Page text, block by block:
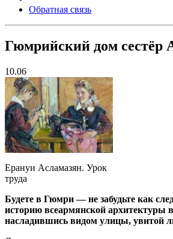
Обратная связь
Гюмрийский дом сестёр
10.06
Ерануи Асламазян. Урок
труда
Будете в Гюмри — не забудьте как
историю всеармянской архитектуры
насладившись видом улицы, увитой